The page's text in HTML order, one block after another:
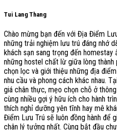
Tui Lang Thang
Chào mừng bạn đến với Địa Điểm
những trải nghiệm lưu trú đáng nhớ
khách sạn sang trọng đến
những hostel chất lừ giữa lòng thành
chọn lọc và giới thiệu những địa
nhu cầu và phong cách khác nhau.
giá chân thực, mẹo chọn chỗ ở
cùng nhiều gợi ý hữu ích cho hành
thích nghỉ dưỡng yên tĩnh hay mê
Điểm Lưu Trú sẽ luôn đồng hành để
chân lý tưởng nhất. Cùng bắt đầu